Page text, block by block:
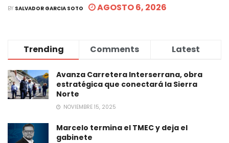
BY SALVADOR GARCIA SOTO AGOSTO 6, 2026
Trending Comments Latest
Avanza Carretera Interserrana, obra
estratégica que conectará la Sierra
Norte
NOVIEMBRE 15, 2025
Marcelo termina el TMEC y deja el
gabinete